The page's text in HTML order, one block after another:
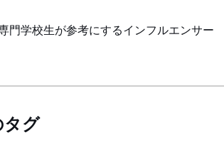
門学校生が参考にするインフルエンサ
タグ